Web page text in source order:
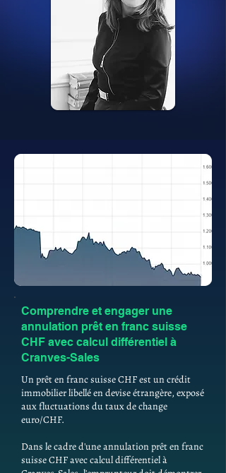
Comprendre et engager une
annulation prêt en franc suisse
CHF avec calcul différentiel à
Cranves-Sales
Un prêt en franc suisse CHF est un crédit
immobilier libellé en devise étrangère, exposé
aux fluctuations du taux de change
euro/CHF.
Dans le cadre d'une annulation prêt en franc
suisse CHF avec calcul différentiel à